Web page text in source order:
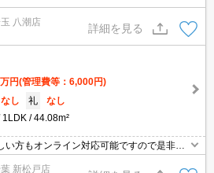
八潮店
詳細を見る
万円(管理費等：6,000円)
なし 礼
なし
1LDK 44.08m²
方もオンライン対応可能ですので是非一
お部屋探しはタウンハウジングにお任せ下
新松戸店